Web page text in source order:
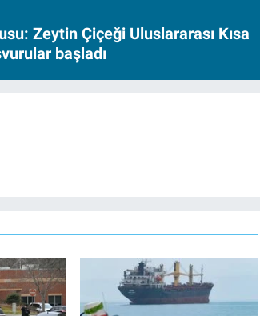
Zeytin Çiçeği Uluslararası Kısa
başladı